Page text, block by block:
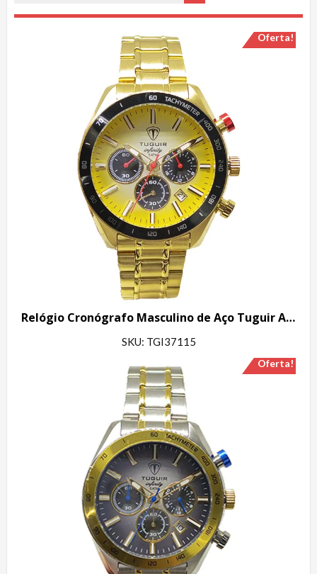
Oferta!
Relógio Cronógrafo Masculino de Aço Tuguir Analógico Infinity 23-2231 Dourado e Preto
SKU: TGI37115
Oferta!